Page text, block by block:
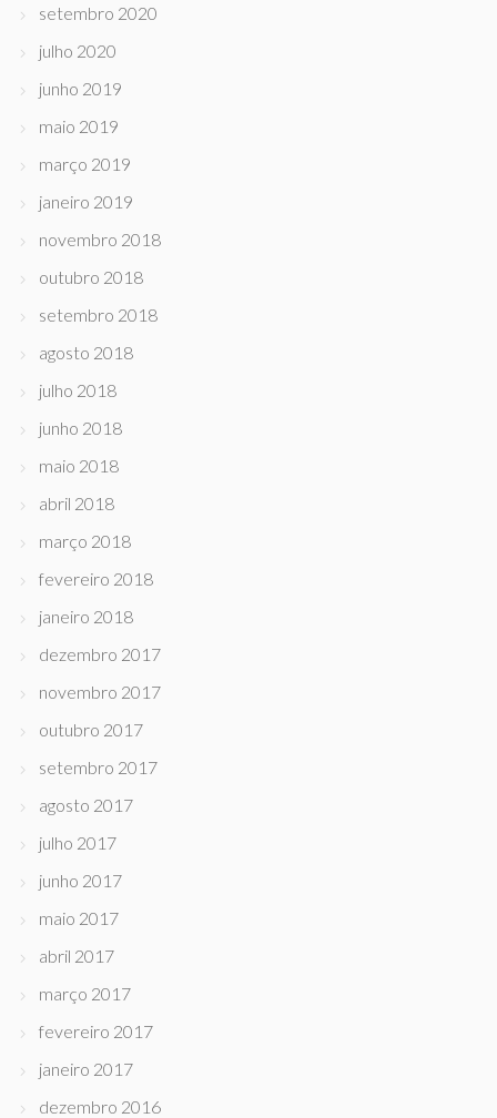
setembro 2020
julho 2020
junho 2019
maio 2019
março 2019
janeiro 2019
novembro 2018
outubro 2018
setembro 2018
agosto 2018
julho 2018
junho 2018
maio 2018
abril 2018
março 2018
fevereiro 2018
janeiro 2018
dezembro 2017
novembro 2017
outubro 2017
setembro 2017
agosto 2017
julho 2017
junho 2017
maio 2017
abril 2017
março 2017
fevereiro 2017
janeiro 2017
dezembro 2016